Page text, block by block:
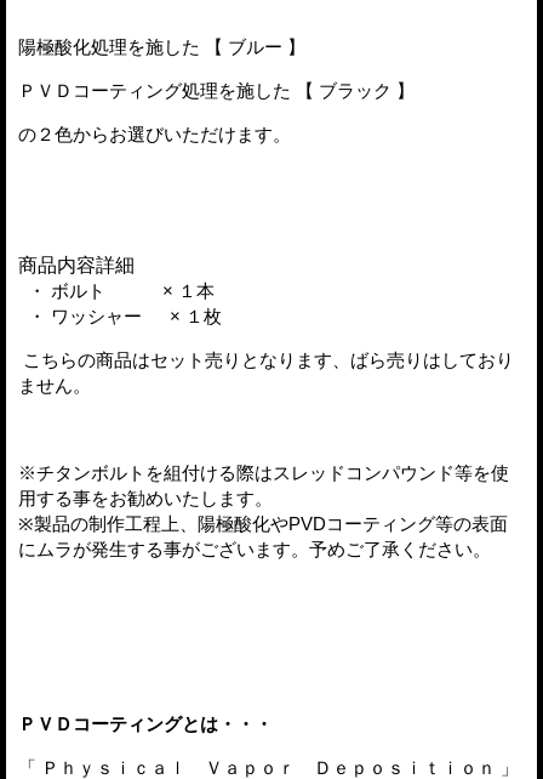
陽極酸化処理を施した 【 ブルー 】
ＰＶＤコーティング処理を施した 【 ブラック 】
の２色からお選びいただけます。
商品内容詳細
・ ボルト × １本
・ ワッシャー × １枚
こちらの商品はセット売りとなります、ばら売りはしており
ません。
※チタンボルトを組付ける際はスレッドコンパウンド等を使
用する事をお勧めいたします。
※製品の制作工程上、陽極酸化やPVDコーティング等の表面
にムラが発生する事がございます。予めご了承ください。
ＰＶＤコーティングとは・・・
「 Ｐｈｙｓｉｃａｌ Ｖａｐｏｒ Ｄｅｐｏｓｉｔｉｏｎ 」